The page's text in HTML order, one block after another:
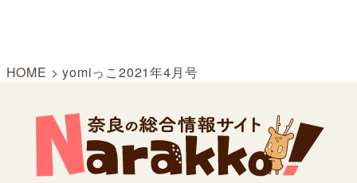
HOME >yomiっこ2021年4月号